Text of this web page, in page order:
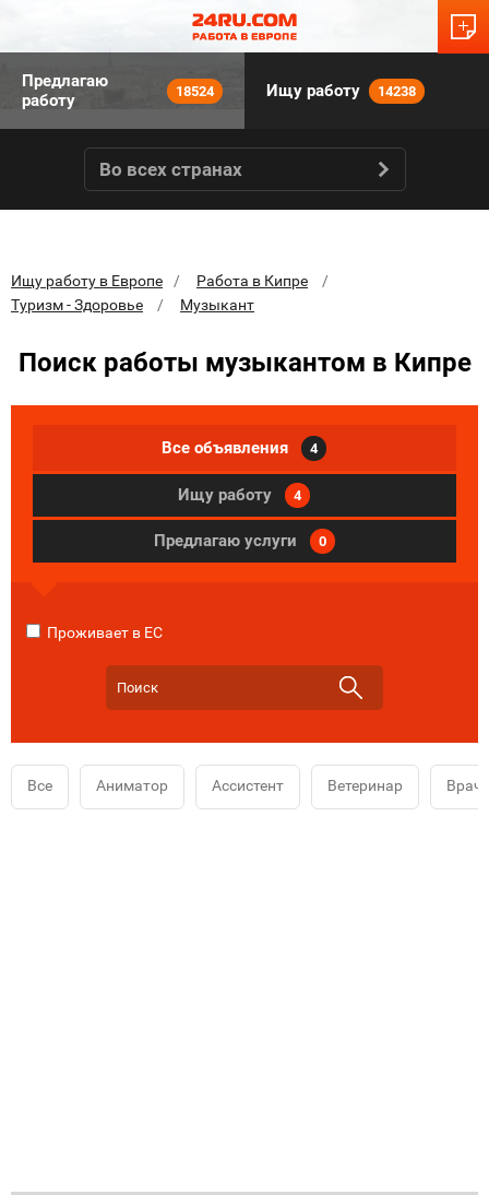
Предлагаю
работу
18524 Ищу работу 14238
Во всех странах
Ищу работу в Европе
Работа в Кипре
Туризм - Здоровье
Музыкант
Поиск работы музыкантом в Кипре
Все объявления 4
Ищу работу 4
Предлагаю услуги 0
Проживает в ЕС
Все Аниматор Ассистент Ветеринар Врач